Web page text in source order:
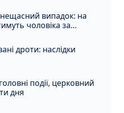
випадок: на
чоловіка за
дроти: наслідки
події, церковний
дня